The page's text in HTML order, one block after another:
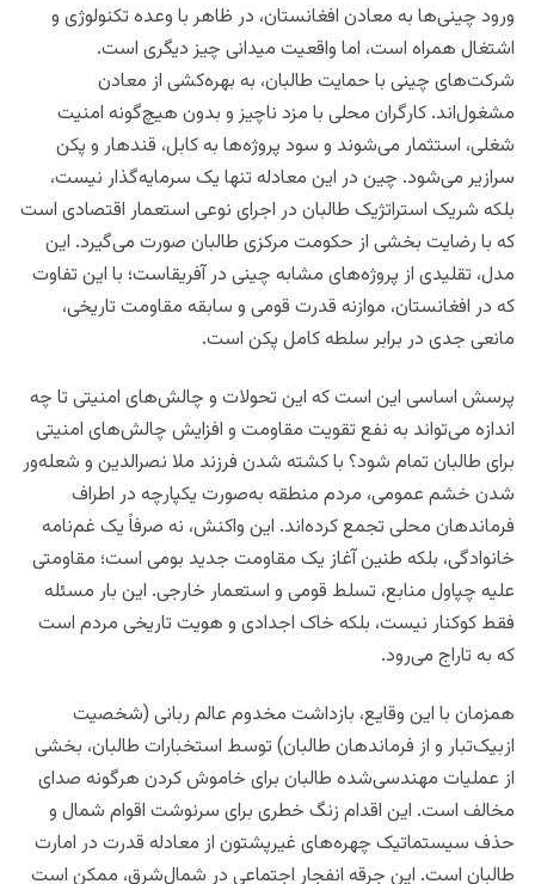
ورود چینی‌ها به معادن افغانستان، در ظاهر با وعده تکنولوژی و
اشتغال همراه است، اما واقعیت میدانی چیز دیگری است.
شرکت‌های چینی با حمایت طالبان، به بهره‌کشی از معادن
مشغول‌اند. کارگران محلی با مزد ناچیز و بدون هیچ‌گونه امنیت
شغلی، استثمار می‌شوند و سود پروژه‌ها به کابل، قندهار و پکن
سرازیر می‌شود. چین در این معادله تنها یک سرمایه‌گذار نیست،
بلکه شریک استراتژیک طالبان در اجرای نوعی استعمار اقتصادی است
که با رضایت بخشی از حکومت مرکزی طالبان صورت می‌گیرد. این
مدل، تقلیدی از پروژه‌های مشابه چینی در آفریقاست؛ با این تفاوت
که در افغانستان، موازنه قدرت قومی و سابقه مقاومت تاریخی،
مانعی جدی در برابر سلطه کامل پکن است.
پرسش اساسی این است که این تحولات و چالش‌های امنیتی تا چه
اندازه می‌تواند به نفع تقویت مقاومت و افزایش چالش‌های امنیتی
برای طالبان تمام شود؟ با کشته شدن فرزند ملا نصرالدین و شعله‌ور
شدن خشم عمومی، مردم منطقه به‌صورت یکپارچه در اطراف
فرماندهان محلی تجمع کرده‌اند. این واکنش، نه صرفاً یک غم‌نامه
خانوادگی، بلکه طنین آغاز یک مقاومت جدید بومی است؛ مقاومتی
علیه چپاول منابع، تسلط قومی و استعمار خارجی. این بار مسئله
فقط کوکنار نیست، بلکه خاک اجدادی و هویت تاریخی مردم است
که به تاراج می‌رود.
همزمان با این وقایع، بازداشت مخدوم عالم ربانی (شخصیت
ازبیک‌تبار و از فرماندهان طالبان) توسط استخبارات طالبان، بخشی
از عملیات مهندسی‌شده طالبان برای خاموش کردن هرگونه صدای
مخالف است. این اقدام زنگ خطری برای سرنوشت اقوام شمال و
حذف سیستماتیک چهره‌های غیرپشتون از معادله قدرت در امارت
طالبان است. این جرقه انفجار اجتماعی در شمال‌شرق، ممکن است